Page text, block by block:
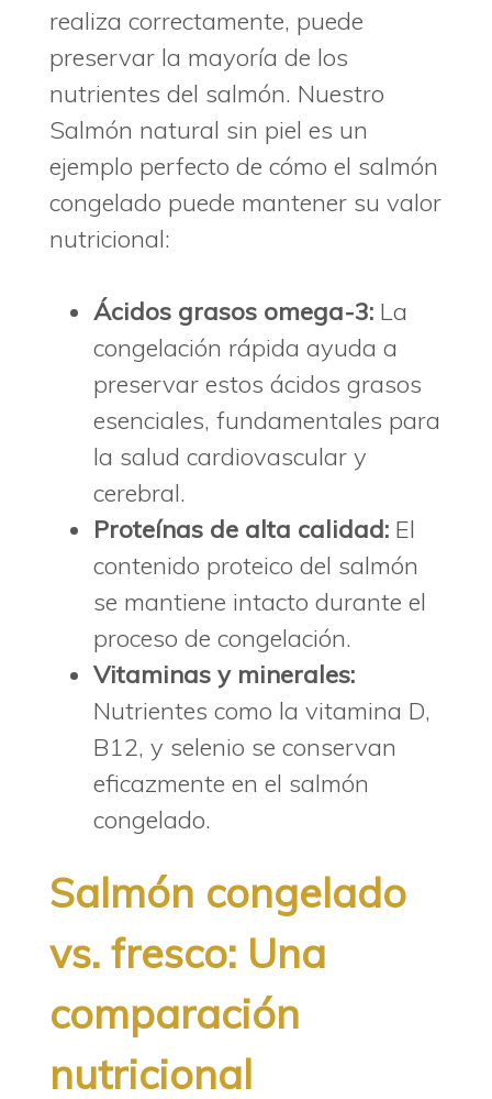
realiza correctamente, puede
preservar la mayoría de los
nutrientes del salmón. Nuestro
Salmón natural sin piel es un
ejemplo perfecto de cómo el salmón
congelado puede mantener su valor
nutricional:
Ácidos grasos omega-3: La
congelación rápida ayuda a
preservar estos ácidos grasos
esenciales, fundamentales para
la salud cardiovascular y
cerebral.
Proteínas de alta calidad: El
contenido proteico del salmón
se mantiene intacto durante el
proceso de congelación.
Vitaminas y minerales:
Nutrientes como la vitamina D,
B12, y selenio se conservan
eficazmente en el salmón
congelado.
Salmón congelado
vs. fresco: Una
comparación
nutricional